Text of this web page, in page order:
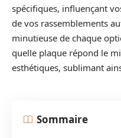
spécifiques, influençant
de vos rassemblements
minutieuse de chaque
quelle plaque répond le
esthétiques, sublimant
Sommaire